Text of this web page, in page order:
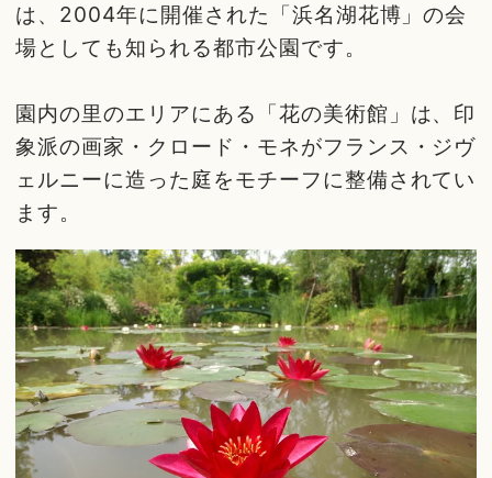
は、2004年に開催された「浜名湖花博」の会
場としても知られる都市公園です。
園内の里のエリアにある「花の美術館」は、印
象派の画家・クロード・モネがフランス・ジヴ
ェルニーに造った庭をモチーフに整備されてい
ます。